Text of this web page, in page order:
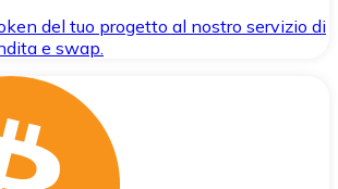
del tuo progetto al nostro servizio di
e swap.